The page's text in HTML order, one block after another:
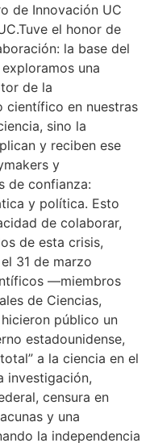
de Innovación UC
el honor de
la base del
una
de la
científico en nuestras
sino la
y reciben ese
y
de confianza:
y política. Esto
de colaborar,
de esta crisis,
31 de marzo
—miembros
de Ciencias,
público un
estadounidense,
a la ciencia en el
investigación,
censura en
y una
la independencia